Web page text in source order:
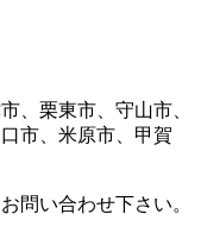
、栗東市、守山市、
市、米原市、甲賀
問い合わせ下さい。